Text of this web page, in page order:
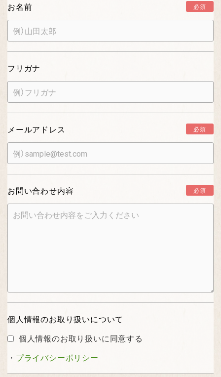
お名前 必須
フリガナ
メールアドレス 必須
お問い合わせ内容 必須
個人情報のお取り扱いについて
個人情報のお取り扱いに同意する
・ プライバシーポリシー